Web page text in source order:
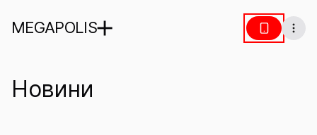
MEGAPOLIS
Новини